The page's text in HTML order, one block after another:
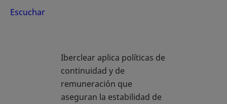
Escuchar
Iberclear aplica políticas de
continuidad y de
remuneración que
aseguran la estabilidad de